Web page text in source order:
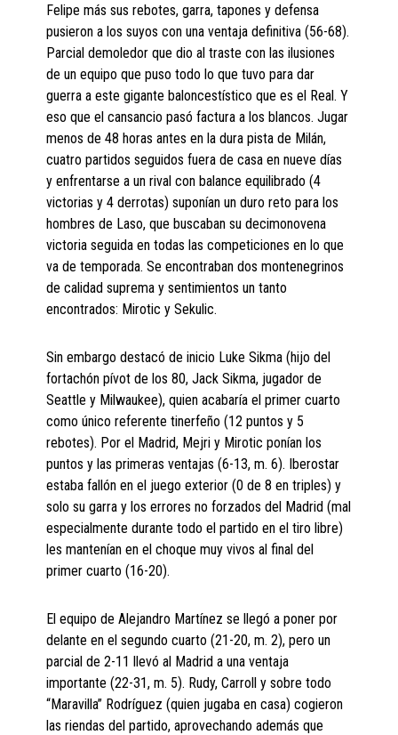
Felipe más sus rebotes, garra, tapones y defensa
pusieron a los suyos con una ventaja definitiva (56-68).
Parcial demoledor que dio al traste con las ilusiones
de un equipo que puso todo lo que tuvo para dar
guerra a este gigante baloncestístico que es el Real. Y
eso que el cansancio pasó factura a los blancos. Jugar
menos de 48 horas antes en la dura pista de Milán,
cuatro partidos seguidos fuera de casa en nueve días
y enfrentarse a un rival con balance equilibrado (4
victorias y 4 derrotas) suponían un duro reto para los
hombres de Laso, que buscaban su decimonovena
victoria seguida en todas las competiciones en lo que
va de temporada. Se encontraban dos montenegrinos
de calidad suprema y sentimientos un tanto
encontrados: Mirotic y Sekulic.
Sin embargo destacó de inicio Luke Sikma (hijo del
fortachón pívot de los 80, Jack Sikma, jugador de
Seattle y Milwaukee), quien acabaría el primer cuarto
como único referente tinerfeño (12 puntos y 5
rebotes). Por el Madrid, Mejri y Mirotic ponían los
puntos y las primeras ventajas (6-13, m. 6). Iberostar
estaba fallón en el juego exterior (0 de 8 en triples) y
solo su garra y los errores no forzados del Madrid (mal
especialmente durante todo el partido en el tiro libre)
les mantenían en el choque muy vivos al final del
primer cuarto (16-20).
El equipo de Alejandro Martínez se llegó a poner por
delante en el segundo cuarto (21-20, m. 2), pero un
parcial de 2-11 llevó al Madrid a una ventaja
importante (22-31, m. 5). Rudy, Carroll y sobre todo
“Maravilla” Rodríguez (quien jugaba en casa) cogieron
las riendas del partido, aprovechando además que